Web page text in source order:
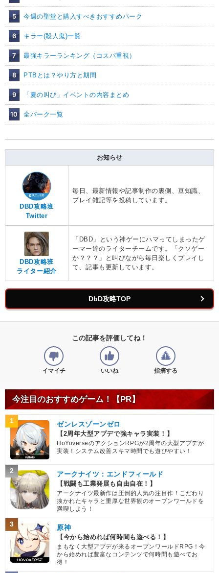
5 今週の聖堂と購入すべきおすすめパーク
6 キラー(殺人鬼)一覧
7 最強キラーランキング（コスパ重視）
8 PTBとは？やり方と期間
9 「夏の叫び」イベントの内容まとめ
10 全パーク一覧
お知らせ
DBD攻略班
Twitter
毎日、最新情報や記事制作の裏側、豆知識、
プレイ雑記等を投稿しています。
DBD攻略班
ライター紹介
「DBD」という神ゲーにハマってしまったゲ
ーマー達のライターチームです。「クソゲー
か？？？」と叫びながら毎日楽しくプレイし
て、記事も更新しています。
DbD攻略TOP
この記事を評価してね！
イマイチ いいね 指摘する
今注目のおすすめゲーム！【PR】
1 ゼンレスゾーンゼロ
【2周年大型アプデで強キャラ実装！】
HoYoverseのアクションRPGが2周年の大型アプデが
実装！システム改善スキマ時間でも遊びやすい！
2 アークナイツ：エンドフィールド
【戦闘も工業発展も自由自在！】
アークナイツ最新作は圧倒的人気の注目作！こだわり
抜かれたキャラと重厚な世界観のオープンワールドを
満喫しよう！
3 原神
【今から始めれば何時間も遊べる！】
まもなく大型アプデが来るオープンワールドRPG！今
から始めれば豊富なコンテンツで何時間も遊べてお
得！